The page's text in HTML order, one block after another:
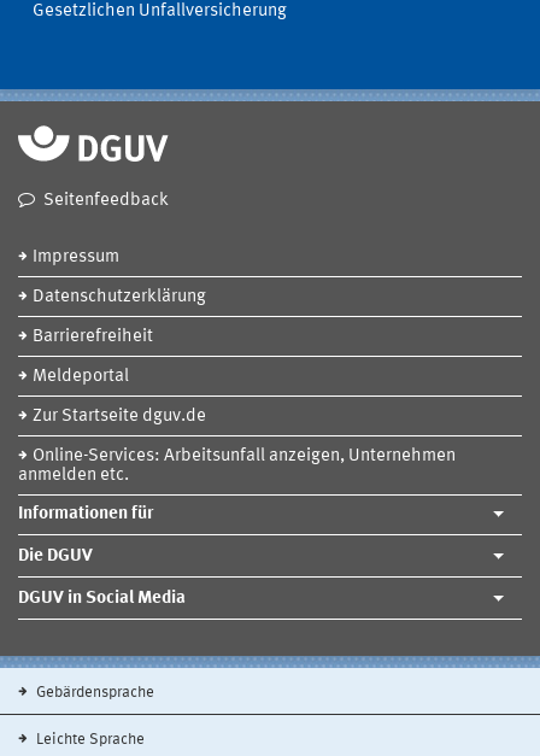
Gesetzlichen Unfallversicherung
Seitenfeedback
Impressum
Datenschutzerklärung
Barrierefreiheit
Meldeportal
Zur Startseite dguv.de
Online-Services: Arbeitsunfall anzeigen, Unternehmen
anmelden etc.
Informationen für
Die DGUV
DGUV in Social Media
Gebärdensprache
Leichte Sprache